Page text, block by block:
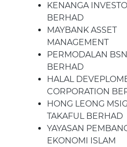
KENANGA
BERHAD
MAYBANK ASSET
MANAGEMENT
PERMODALAN BSN
BERHAD
HALAL
CORPORATION
HONG LEONG MSIG
TAKAFUL BERHAD
YAYASAN
EKONOMI ISLAM